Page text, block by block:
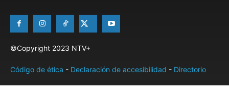
©Copyright 2023 NTV+
Código de ética - Declaración de accesibilidad - Directorio